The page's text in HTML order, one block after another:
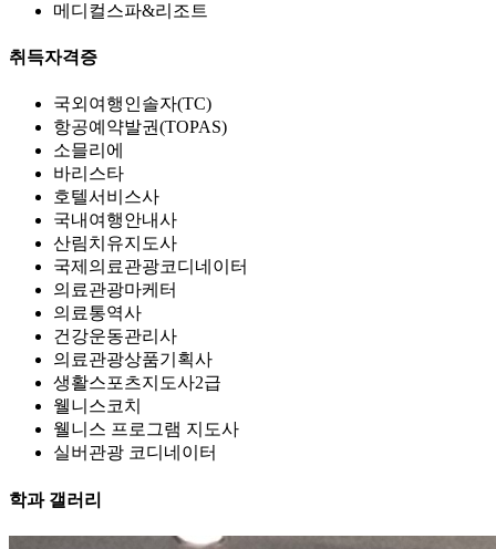
메디컬스파&리조트
취득자격증
국외여행인솔자(TC)
항공예약발권(TOPAS)
소믈리에
바리스타
호텔서비스사
국내여행안내사
산림치유지도사
국제의료관광코디네이터
의료관광마케터
의료통역사
건강운동관리사
의료관광상품기획사
생활스포츠지도사2급
웰니스코치
웰니스 프로그램 지도사
실버관광 코디네이터
학과 갤러리